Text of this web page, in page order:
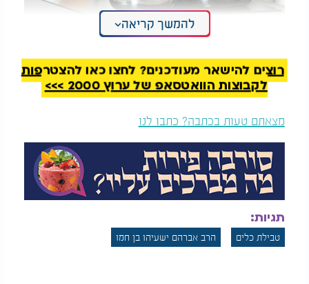
הרב מאיר בראל: למה שומרים כשרות?
להמשך קריאה
רוצים להישאר מעודכנים? לחצו כאן להצטרפות
לקבוצות הוואטסאפ של ערוץ 2000 >>>
מצאתם טעות בכתבה? כתבו לנו
תגיות:
טבילת כלים הרב אברהם ישעיהו בן חמו